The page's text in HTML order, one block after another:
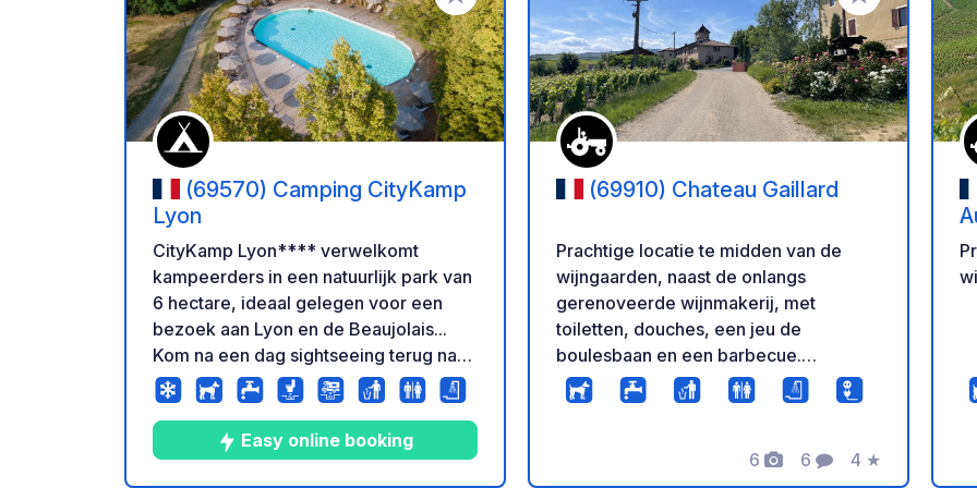
Voeg toe aan je favorieten
(69570) Camping CityKamp
Lyon
CityKamp Lyon**** verwelkomt
kampeerders in een natuurlijk park van
6 hectare, ideaal gelegen voor een
bezoek aan Lyon en de Beaujolais...
Kom na een dag sightseeing terug naar
de groene omgeving van de camping
en profiteer van de faciliteiten: een
lichte, moderne centrale lodge, een
heerlijk terras met uitzicht op het
Easy online booking
Voeg toe aan je
(69910) Chateau Gaillard
Prachtige locatie te midden van de
wijngaarden, naast de onlangs
gerenoveerde wijnmakerij, met
toiletten, douches, een jeu de
boulesbaan en een barbecue.
Aankomst wordt aanbevolen vanuit het
stadje Lancié; toegang via Villié-
wordt afgeraden voor campers.
6
Foto's
6
Commentaren
4
Beoordeling
★